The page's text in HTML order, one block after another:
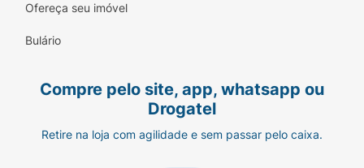
ideal para um suco de uva integral ou um chá
transformar seu lanche em um momento
gourmet, experimente combiná-la com um
patê suave de ervas finas.
Ofereça seu imóvel
Bulário
Compre pelo site, app, whatsapp ou
Drogatel
Retire na loja com agilidade e sem passar pelo caixa.